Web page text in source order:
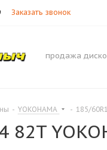
Заказать звонок
продажа
- YOKOHAMA - 185/
82T